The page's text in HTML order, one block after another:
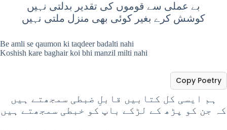
بے عملی سے قوموں کی تقدیر بدلتی نہیں
کوشش کرے بغیر کوئی بھی منزل ملتی نہیں
Be amli se qaumon ki taqdeer badalti nahi
Koshish kare baghair koi bhi manzil milti nahi
ہم ایسی کل کتابیں قابلِ ضبطی سمجھتے ہیں
کہ جن کو پڑھ کے لڑکے باپ کو خبطی سمجھتے ہیں
Copy Poetry